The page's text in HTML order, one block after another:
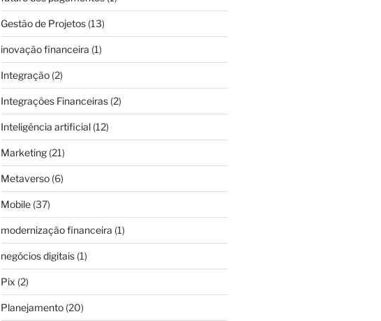
Gestão de Projetos(13)
inovação financeira (1)
Integração(2)
Integrações Financeiras(2)
Inteligência artificial(12)
Marketing(21)
Metaverso(6)
Mobile(37)
modernização financeira (1)
negócios digitais(1)
Pix (2)
Planejamento(20)